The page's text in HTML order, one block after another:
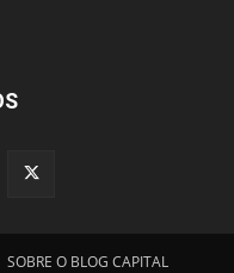
SOBRE O BLOG CAPITAL